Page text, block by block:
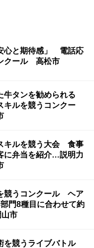
心と期待感」 電話応
クール 高松市
牛タンを勧められる
ルを競うコンクー
キルを競う大会 食事
に弁当を紹介…説明力
競うコンクール ヘア
門8種目に合わせて約
市
を競うライブバトル